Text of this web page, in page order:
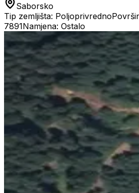
Saborsko
Tip zemljišta: Poljoprivredno
7891Namjena: Ostalo